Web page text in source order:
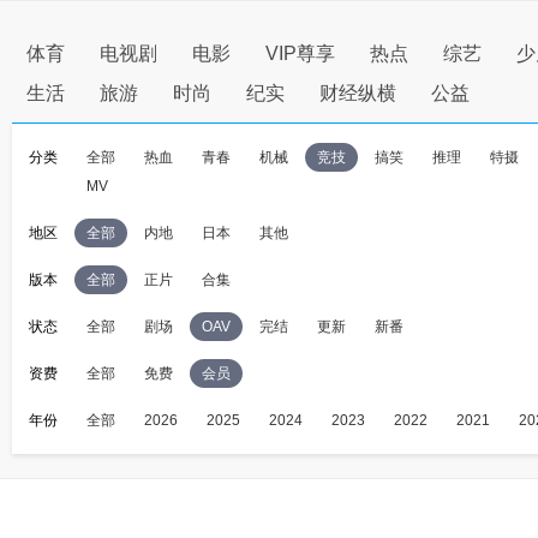
体育 电视剧 电影 VIP尊享 热点 综艺
生活
旅游 时尚 纪实 财经纵横 公益
分类 全部 热血 青春 机械 竞技 搞笑 推理
特摄
MV
地区 全部 内地 日本 其他
版本 全部 正片 合集
状态 全部 剧场 OAV 完结 更新 新番
资费 全部 免费 会员
年份 全部 2026 2025 2024 2023 2022 2021